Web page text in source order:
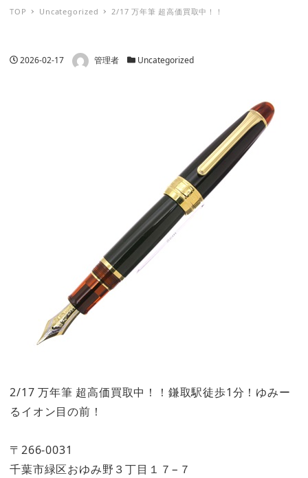
TOP Uncategorized 2/17 万年筆 超高価買取中！！
投稿日
2026-02-17 著者 管理者 カテゴリー
Uncategorized
2/17 万年筆 超高価買取中！！鎌取駅徒歩1分！ゆみー
るイオン目の前！
〒266-0031
千葉市緑区おゆみ野３丁目１７−７